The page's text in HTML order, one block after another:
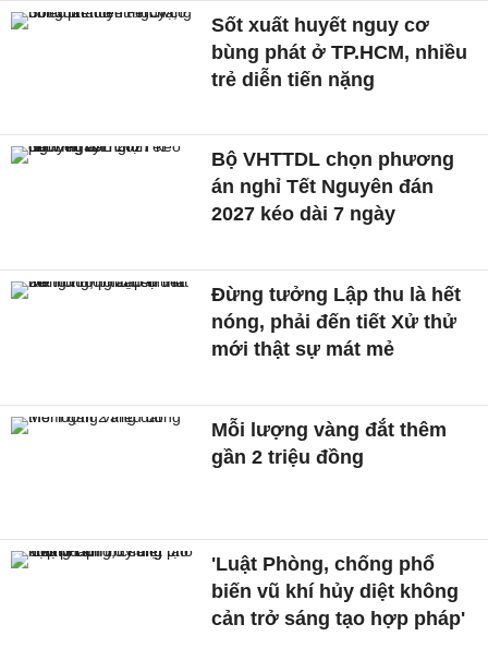
Sốt xuất huyết nguy cơ
bùng phát ở TP.HCM, nhiều
trẻ diễn tiến nặng
Bộ VHTTDL chọn phương
án nghỉ Tết Nguyên đán
2027 kéo dài 7 ngày
Đừng tưởng Lập thu là hết
nóng, phải đến tiết Xử thử
mới thật sự mát mẻ
Mỗi lượng vàng đắt thêm
gần 2 triệu đồng
'Luật Phòng, chống phổ
biến vũ khí hủy diệt không
cản trở sáng tạo hợp pháp'